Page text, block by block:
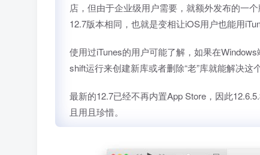
店，但由于企业级用户需要，就额外发布的一
12.7版本相同，也就是变相让iOS用户也能用
使用过iTunes的用户可能了解，如果在
shift运行来创建新库或者删除“老”库就能解决这
最新的12.7已经不再内置App Store，因此
且用且珍惜。